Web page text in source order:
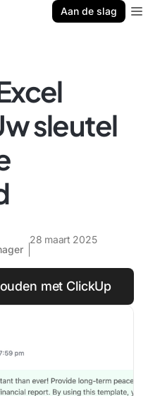
Aan de slag
sleutel
28 maart 2025
met ClickUp